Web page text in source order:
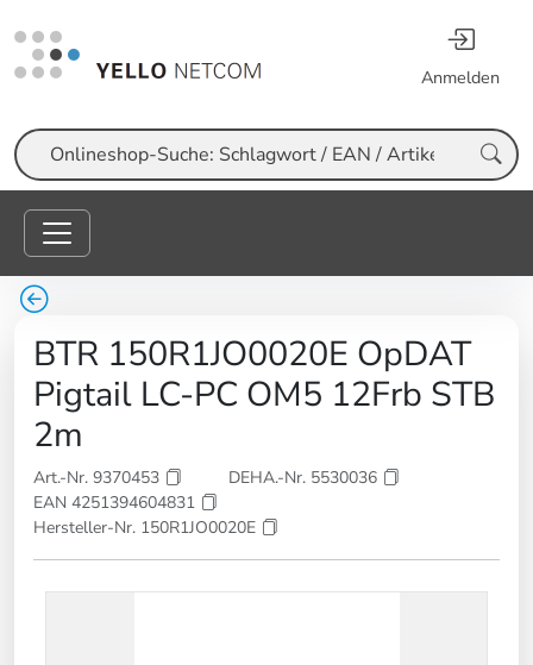
Anmelden
Suche
BTR 150R1JO0020E OpDAT
Pigtail LC-PC OM5 12Frb STB
2m
Art.-Nr. 9370453
DEHA.-Nr. 5530036
EAN 4251394604831
Hersteller-Nr. 150R1JO0020E